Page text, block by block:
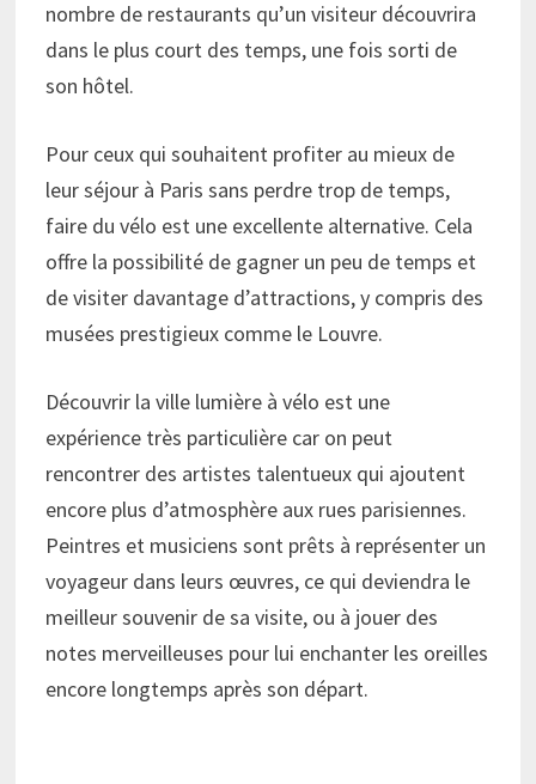
nombre de restaurants qu’un visiteur découvrira
dans le plus court des temps, une fois sorti de
son hôtel.
Pour ceux qui souhaitent profiter au mieux de
leur séjour à Paris sans perdre trop de temps,
faire du vélo est une excellente alternative. Cela
offre la possibilité de gagner un peu de temps et
de visiter davantage d’attractions, y compris des
musées prestigieux comme le Louvre.
Découvrir la ville lumière à vélo est une
expérience très particulière car on peut
rencontrer des artistes talentueux qui ajoutent
encore plus d’atmosphère aux rues parisiennes.
Peintres et musiciens sont prêts à représenter un
voyageur dans leurs œuvres, ce qui deviendra le
meilleur souvenir de sa visite, ou à jouer des
notes merveilleuses pour lui enchanter les oreilles
encore longtemps après son départ.